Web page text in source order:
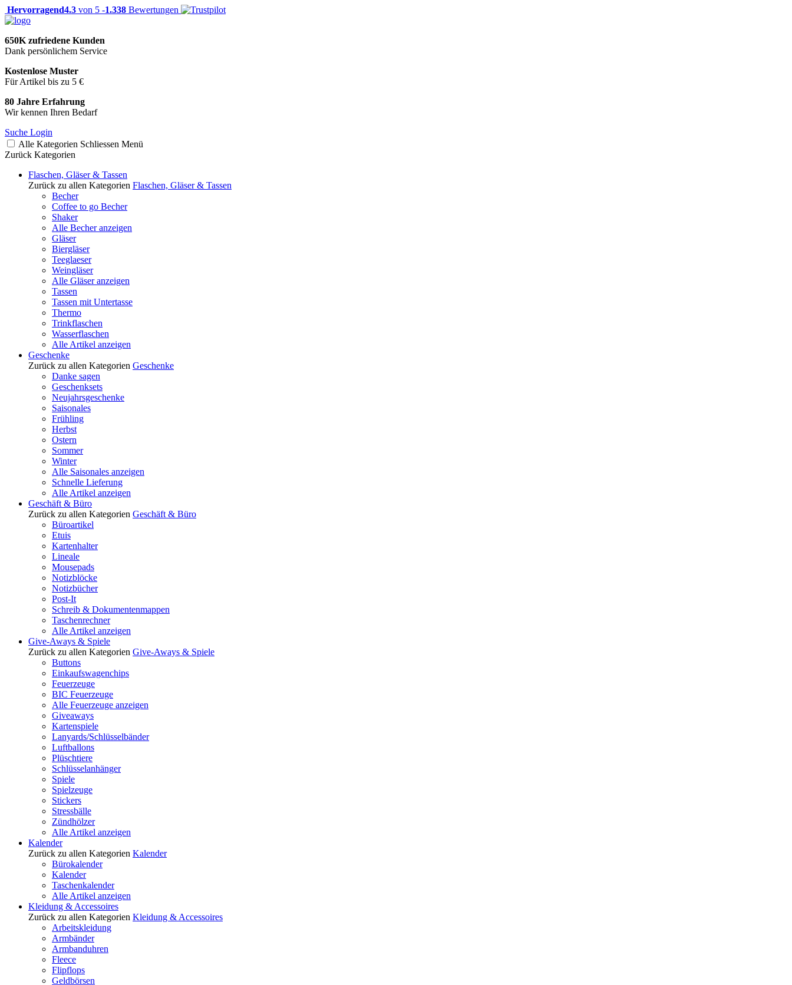
Hervorragend4.3 von 5 -1.338 Bewertungen
650K zufriedene Kunden
Dank persönlichem Service
Kostenlose Muster
Für Artikel bis zu 5 €
80 Jahre Erfahrung
Wir kennen Ihren Bedarf
Suche Login
Alle Kategorien Schliessen Menü
Zurück Kategorien
Flaschen, Gläser & Tassen
Zurück zu allen Kategorien Flaschen, Gläser & Tassen
Becher
Coffee to go Becher
Shaker
Alle Becher anzeigen
Gläser
Biergläser
Teeglaeser
Weingläser
Alle Gläser anzeigen
Tassen
Tassen mit Untertasse
Thermo
Trinkflaschen
Wasserflaschen
Alle Artikel anzeigen
Geschenke
Zurück zu allen Kategorien Geschenke
Danke sagen
Geschenksets
Neujahrsgeschenke
Saisonales
Frühling
Herbst
Ostern
Sommer
Winter
Alle Saisonales anzeigen
Schnelle Lieferung
Alle Artikel anzeigen
Geschäft & Büro
Zurück zu allen Kategorien Geschäft & Büro
Büroartikel
Etuis
Kartenhalter
Lineale
Mousepads
Notizblöcke
Notizbücher
Post-It
Schreib & Dokumentenmappen
Taschenrechner
Alle Artikel anzeigen
Give-Aways & Spiele
Zurück zu allen Kategorien Give-Aways & Spiele
Buttons
Einkaufswagenchips
Feuerzeuge
BIC Feuerzeuge
Alle Feuerzeuge anzeigen
Giveaways
Kartenspiele
Lanyards/Schlüsselbänder
Luftballons
Plüschtiere
Schlüsselanhänger
Spiele
Spielzeuge
Stickers
Stressbälle
Zündhölzer
Alle Artikel anzeigen
Kalender
Zurück zu allen Kategorien Kalender
Bürokalender
Kalender
Taschenkalender
Alle Artikel anzeigen
Kleidung & Accessoires
Zurück zu allen Kategorien Kleidung & Accessoires
Arbeitskleidung
Armbänder
Armbanduhren
Fleece
Flipflops
Geldbörsen